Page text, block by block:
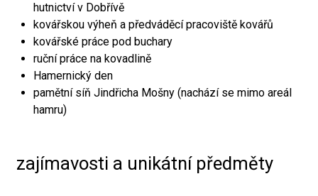
hutnictví v Dobřívě
kovářskou výheň a předváděcí pracoviště kovářů
kovářské práce pod buchary
ruční práce na kovadlině
Hamernický den
pamětní síň Jindřicha Mošny (nachází se mimo areál
hamru)
zajímavosti a unikátní předměty